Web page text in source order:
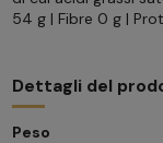
54 g | Fibre 0 g |
Dettagli del
Peso